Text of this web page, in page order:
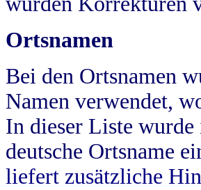
Ortsnamen
Bei den Ortsnamen
Namen verwendet,
In dieser Liste
deutsche Ortsname
liefert zusätzliche